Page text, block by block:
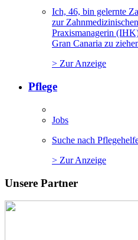
Ich, 46, bin gelernte
zur
Praxismanagerin
Gran Canaria zu
> Zur Anzeige
Pflege
Jobs
Suche nach
> Zur Anzeige
Unsere Partner